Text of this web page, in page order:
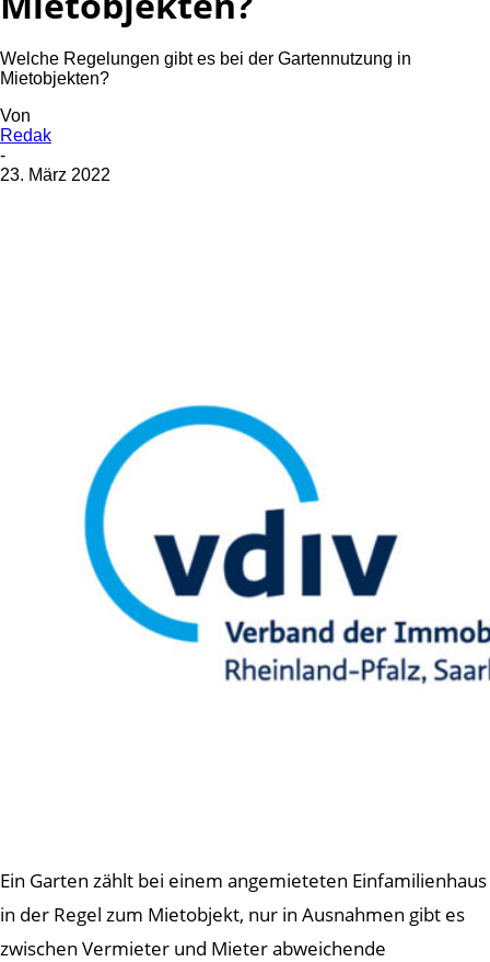
Welche Regelungen gibt es bei der Gartennutzung in
Mietobjekten?
Von
Redak
-
23. März 2022
Ein Garten zählt bei einem angemieteten Einfamilienhaus
in der Regel zum Mietobjekt, nur in Ausnahmen gibt es
zwischen Vermieter und Mieter abweichende